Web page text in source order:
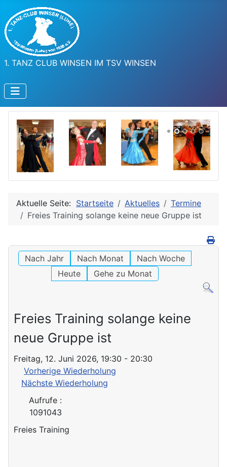
1. TANZ CLUB WINSEN IM TSV WINSEN
Aktuelle Seite: Startseite Aktuelles
Termine
Freies Training solange keine neue Gruppe ist
Nach Jahr Nach Monat
Nach Woche
Heute
Gehe zu Monat
Freies Training solange keine
neue Gruppe ist
Freitag, 12. Juni 2026, 19:30 - 20:30
Vorherige Wiederholung
Nächste Wiederholung
Aufrufe:
1091043
Freies Training